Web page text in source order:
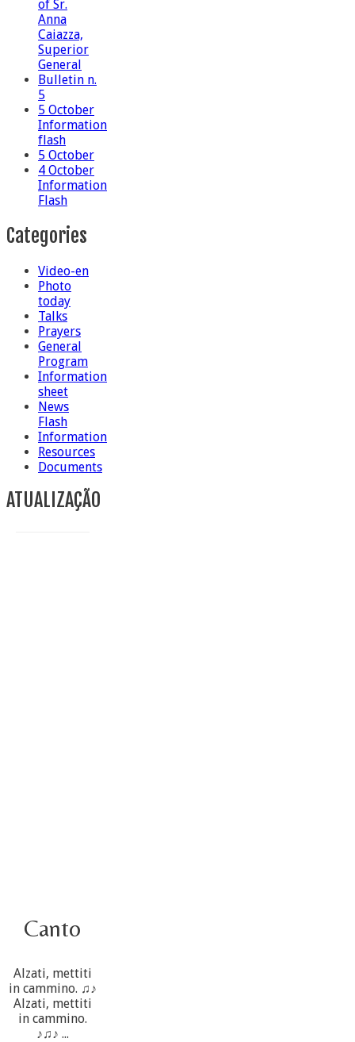
of Sr.
Anna
Caiazza,
Superior
General
Bulletin n.
5
5 October
Information
flash
5 October
4 October
Information
Flash
Categories
Video-en
Photo
today
Talks
Prayers
General
Program
Information
sheet
News
Flash
Information
Resources
Documents
ATUALIZAÇÃO
Canto
Alzati, mettiti
in cammino. ♫♪
Alzati, mettiti
in cammino.
♪♫♪ ...